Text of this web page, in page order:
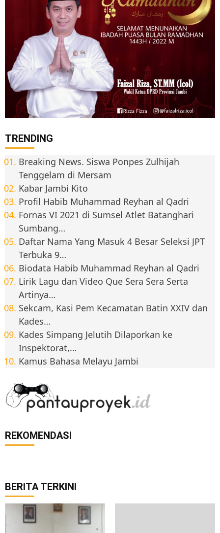
TRENDING
Breaking News. Siswa Ponpes Zulhijah
Tenggelam di Mersam
Kabar Jambi Kito
Profil Habib Muhammad Reyhan al Qadri
Fornas VI 2021 di Sumsel Atlet Batanghari
Sumbang…
Daftar Nama Yang Masuk 4 Besar Seleksi JPT
Terbuka 9…
Biodata Habib Muhammad Reyhan al Qadri
Lirik Lagu dan Video Que Sera Sera Serta
Artinya…
Sekcam, Kasi Pem Kecamatan Batin XXIV dan
Kades…
Kades Simpang Jelutih Dilaporkan ke
Inspektorat,…
Kamus Bahasa Melayu Jambi
REKOMENDASI
BERITA TERKINI